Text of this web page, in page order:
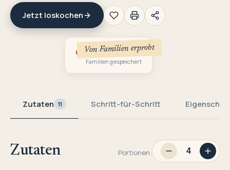
Jetzt loskochen
Von Familien erprobt
2
Familien gespeichert
Zutaten 11 Schritt-für-Schritt
Zutaten Portionen: